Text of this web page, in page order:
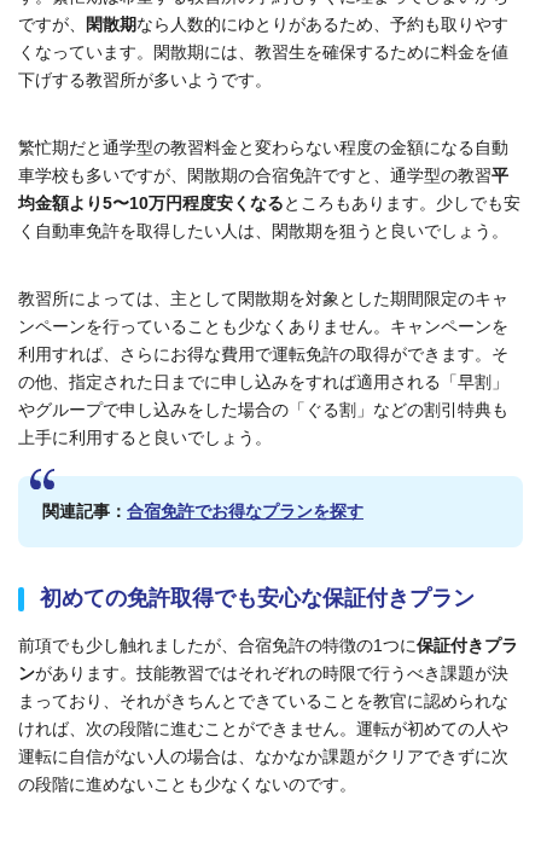
ですが、
閑散期なら人数的にゆとりがあるため、予約も取りやす
くなっています。閑散期には、教習生を確保するために料金を値
下げする教習所が多いようです。
繁忙期だと通学型の教習料金と変わらない程度の金額になる自動
車学校も多いですが、閑散期の合宿免許ですと、通学型の教習平
均金額より5〜10万円程度安くなるところもあります。少しでも安
く自動車免許を取得したい人は、閑散期を狙うと良いでしょう。
教習所によっては、主として閑散期を対象とした期間限定のキャ
ンペーンを行っていることも少なくありません。キャンペーンを
利用すれば、さらにお得な費用で運転免許の取得ができます。そ
の他、指定された日までに申し込みをすれば適用される「早割」
やグループで申し込みをした場合の「ぐる割」などの割引特典も
上手に利用すると良いでしょう。
関連記事： 合宿免許でお得なプランを探す
初めての免許取得でも安心な保証付きプラン
前項でも少し触れましたが、合宿免許の特徴の1つに保証付きプラ
ンがあります。技能教習ではそれぞれの時限で行うべき課題が決
まっており、それがきちんとできていることを教官に認められな
ければ、次の段階に進むことができません。運転が初めての人や
運転に自信がない人の場合は、なかなか課題がクリアできずに次
の段階に進めないことも少なくないのです。